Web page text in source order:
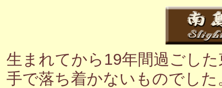
生まれてから19年間過ごし
手で落ち着かないものでし